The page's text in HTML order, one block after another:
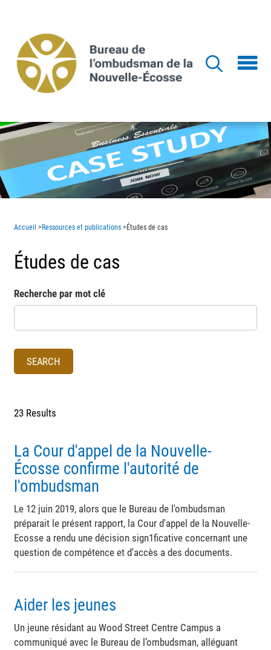
contenu
principal
Accueil > Ressources et publications > Études de cas
Études de cas
23 Results
Recherche par mot clé
La Cour d'appel de la Nouvelle-
Écosse confirme l'autorité de
l'ombudsman
Le 12 juin 2019, alors que le Bureau de l'ombudsman
préparait le présent rapport, la Cour d'appel de la Nouvelle-
Ecosse a rendu une décision sign1ficative concernant une
question de compétence et d'accès a des documents.
Aider les jeunes
Un jeune résidant au Wood Street Centre Campus a
communiqué avec le Bureau de l’ombudsman, alléguant